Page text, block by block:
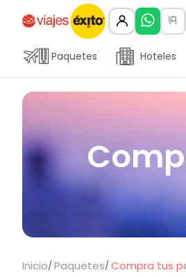
Paquetes Hoteles
Inicio Paquetes Compra tus